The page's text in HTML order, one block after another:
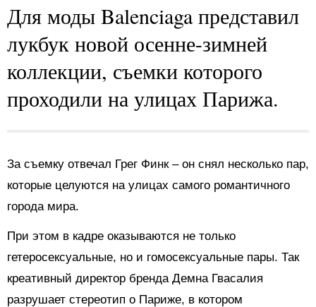
Для моды Balenciaga представил
лукбук новой осенне-зимней
коллекции, съемки которого
проходили на улицах Парижа.
За съемку отвечал Грег Финк – он снял несколько пар,
которые целуются на улицах самого романтичного
города мира.
При этом в кадре оказываются не только
гетеросексуальные, но и гомосексуальные пары. Так
креативный директор бренда Демна Гвасалия
разрушает стереотип о Париже, в котором